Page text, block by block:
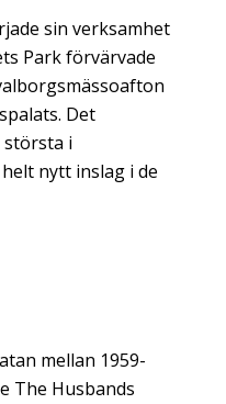
sin verksamhet
Park förvärvade
Det
största i
nytt inslag i de
mellan 1959-
The Husbands